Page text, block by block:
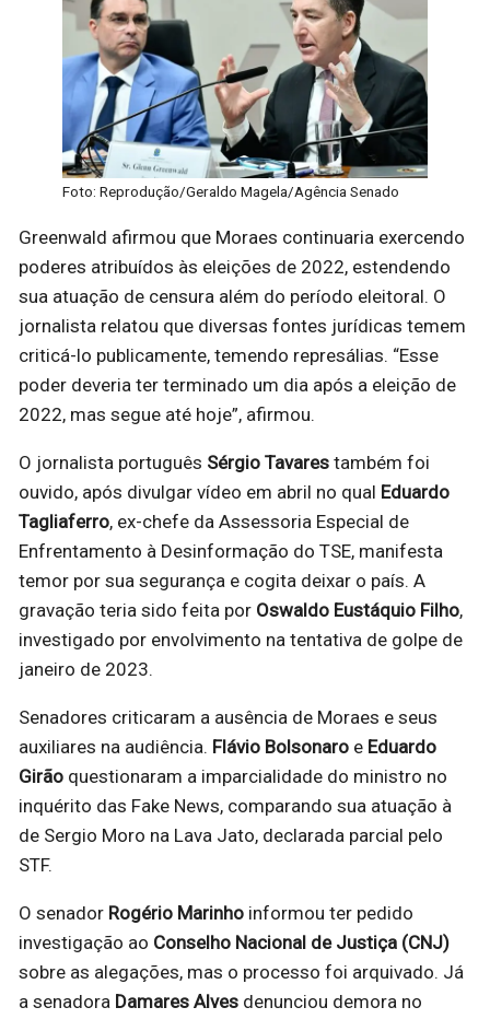
Foto: Reprodução/Geraldo Magela/Agência Senado
Greenwald afirmou que Moraes continuaria exercendo
poderes atribuídos às eleições de 2022, estendendo
sua atuação de censura além do período eleitoral. O
jornalista relatou que diversas fontes jurídicas temem
criticá-lo publicamente, temendo represálias. “Esse
poder deveria ter terminado um dia após a eleição de
2022, mas segue até hoje”, afirmou.
O jornalista português Sérgio Tavares também foi
ouvido, após divulgar vídeo em abril no qual Eduardo
Tagliaferro, ex-chefe da Assessoria Especial de
Enfrentamento à Desinformação do TSE, manifesta
temor por sua segurança e cogita deixar o país. A
gravação teria sido feita por Oswaldo Eustáquio Filho,
investigado por envolvimento na tentativa de golpe de
janeiro de 2023.
Senadores criticaram a ausência de Moraes e seus
auxiliares na audiência. Flávio Bolsonaro e Eduardo
Girão questionaram a imparcialidade do ministro no
inquérito das Fake News, comparando sua atuação à
de Sergio Moro na Lava Jato, declarada parcial pelo
STF.
O senador Rogério Marinho informou ter pedido
investigação ao Conselho Nacional de Justiça (CNJ)
sobre as alegações, mas o processo foi arquivado. Já
a senadora Damares Alves denunciou demora no